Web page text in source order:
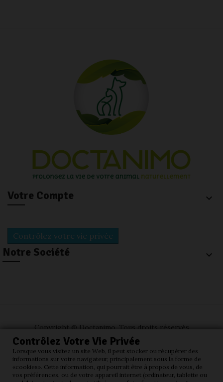
Votre Compte keyboard_arrow_down
Contrôlez votre vie privée
Notre Société keyboard_arrow_down
Copyright @ Doctanimo. Tous droits réservés
Contrôlez Votre Vie Privée
Lorsque vous visitez un site Web, il peut stocker ou récupérer des
informations sur votre navigateur, principalement sous la forme de
«cookies». Cette information, qui pourrait être à propos de vous, de
vos préférences, ou de votre appareil internet (ordinateur, tablette ou